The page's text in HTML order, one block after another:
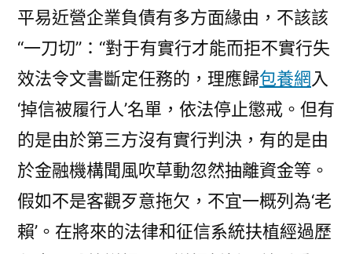
平易近營企業負債有多方面緣由，不該該
“一刀切”：“對于有實行才能而拒不實行失
效法令文書斷定任務的，理應歸包養網入
‘掉信被履行人’名單，依法停止懲戒。但有
的是由於第三方沒有實行判決，有的是由
於金融機構聞風吹草動忽然抽離資金等。
假如不是客觀歹意拖欠，不宜一概列為‘老
賴’。在將來的法律和征信系統扶植經過歷